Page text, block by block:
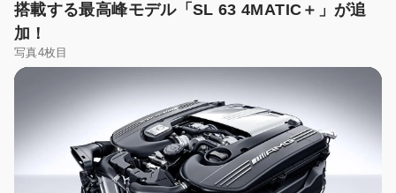
搭載する最高峰モデル「SL 63 4MATIC＋」が追
加！
写真4枚目